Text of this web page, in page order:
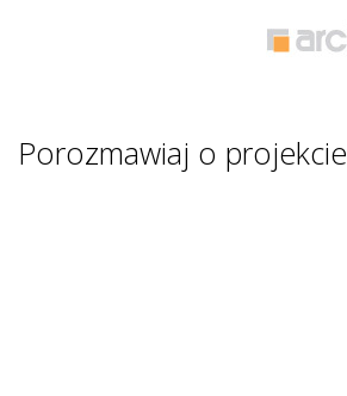
Porozmawiaj o projekcie